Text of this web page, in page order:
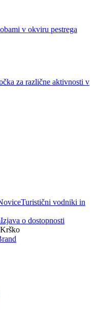
v okviru pestrega
za različne aktivnosti v
Turistični vodniki in
Izjava o dostopnosti